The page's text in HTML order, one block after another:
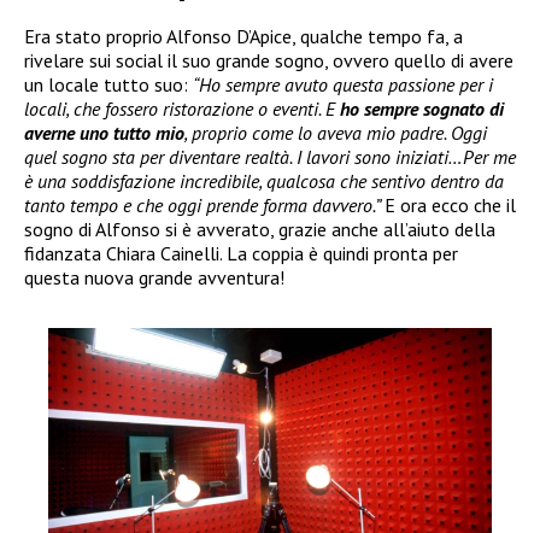
Era stato proprio Alfonso D’Apice, qualche tempo fa, a
rivelare sui social il suo grande sogno, ovvero quello di avere
un locale tutto suo: “Ho sempre avuto questa passione per i
locali, che fossero ristorazione o eventi. Eho sempre sognato di
averne uno tutto mio, proprio come lo aveva mio padre. Oggi
quel sogno sta per diventare realtà. I lavori sono iniziati…Per me
è una soddisfazione incredibile, qualcosa che sentivo dentro da
tanto tempo e che oggi prende forma davvero.”E ora ecco che il
sogno di Alfonso si è avverato, grazie anche all’aiuto della
fidanzata Chiara Cainelli. La coppia è quindi pronta per
questa nuova grande avventura!